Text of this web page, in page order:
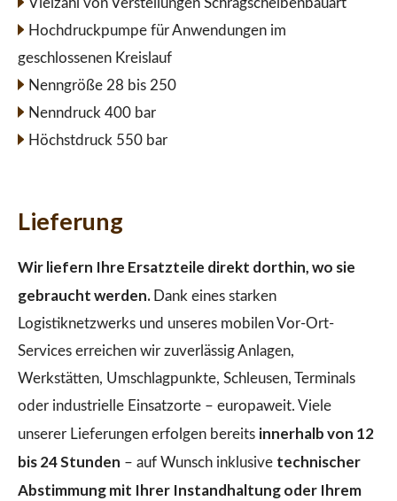
Vielzahl von Verstellungen Schrägscheibenbauart
Hochdruckpumpe für Anwendungen im
geschlossenen Kreislauf
Nenngröße 28 bis 250
Nenndruck 400 bar
Höchstdruck 550 bar
Lieferung
Wir liefern Ihre Ersatzteile direkt dorthin, wo sie
gebraucht werden. Dank eines starken
Logistiknetzwerks und unseres mobilen Vor-Ort-
Services erreichen wir zuverlässig Anlagen,
Werkstätten, Umschlagpunkte, Schleusen, Terminals
oder industrielle Einsatzorte – europaweit. Viele
unserer Lieferungen erfolgen bereits innerhalb von 12
bis 24 Stunden – auf Wunsch inklusive technischer
Abstimmung mit Ihrer Instandhaltung oder Ihrem